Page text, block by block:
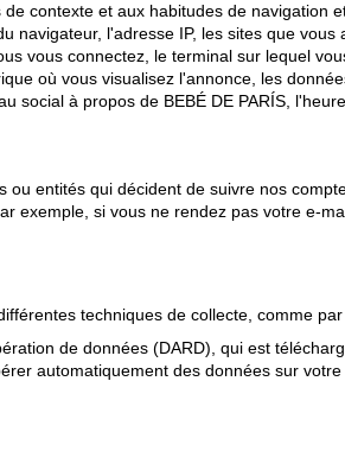
contexte et aux habitudes de
l'adresse IP, les sites que
vous connectez, le terminal sur lequel
où vous visualisez l'annonce, les
social à propos de BEBÉ DE PARÍS,
entités qui décident de suivre nos
exemple, si vous ne rendez pas votre e-
techniques de collecte, comme
de données (DARD), qui est
automatiquement des données sur